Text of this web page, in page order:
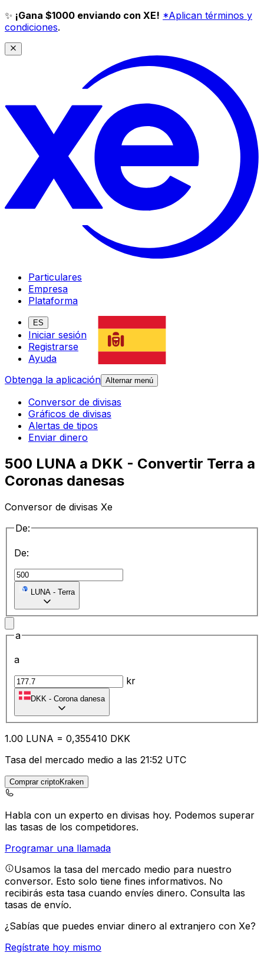
✨ ¡Gana $1000 enviando con XE! *Aplican términos y
condiciones.
Particulares
Empresa
Plataforma
ES
Iniciar sesión
Registrarse
Ayuda
Obtenga la aplicación Alternar menú
Conversor de divisas
Gráficos de divisas
Alertas de tipos
Enviar dinero
500 LUNA a DKK - Convertir Terra a
Coronas danesas
Conversor de divisas Xe
De:
De:
LUNA - Terra
a
a
kr
DKK - Corona danesa
1.00 LUNA = 0,355410 DKK
Tasa del mercado medio a las 21:52 UTC
Comprar criptoKraken
Habla con un experto en divisas hoy. Podemos superar
las tasas de los competidores.
Programar una llamada
Usamos la tasa del mercado medio para nuestro
conversor. Esto solo tiene fines informativos. No
recibirás esta tasa cuando envíes dinero. Consulta las
tasas de envío.
¿Sabías que puedes enviar dinero al extranjero con Xe?
Regístrate hoy mismo